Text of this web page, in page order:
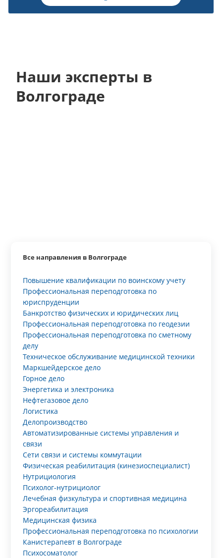
Наши эксперты в
Волгограде
Все направления в Волгограде
Повышение квалификации по воинскому учету
Профессиональная переподготовка по
юриспруденции
Банкротство физических и юридических лиц
Профессиональная переподготовка по геодезии
Профессиональная переподготовка по сметному
делу
Техническое обслуживание медицинской техники
Маркшейдерское дело
Горное дело
Энергетика и электроника
Нефтегазовое дело
Логистика
Делопроизводство
Автоматизированные системы управления и
связи
Сети связи и системы коммутации
Физическая реабилитация (кинезиоспециалист)
Нутрициология
Психолог-нутрициолог
Лечебная физкультура и спортивная медицина
Эргореабилитация
Медицинская физика
Профессиональная переподготовка по психологии
Канистерапевт в Волгограде
Психосоматолог